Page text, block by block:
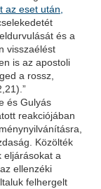
az eset után,
és a
visszaélést
is az apostoli
a rossz,
és Gulyás
reakciójában
Közölték
eljárásokat a
ellenzéki
felhergelt